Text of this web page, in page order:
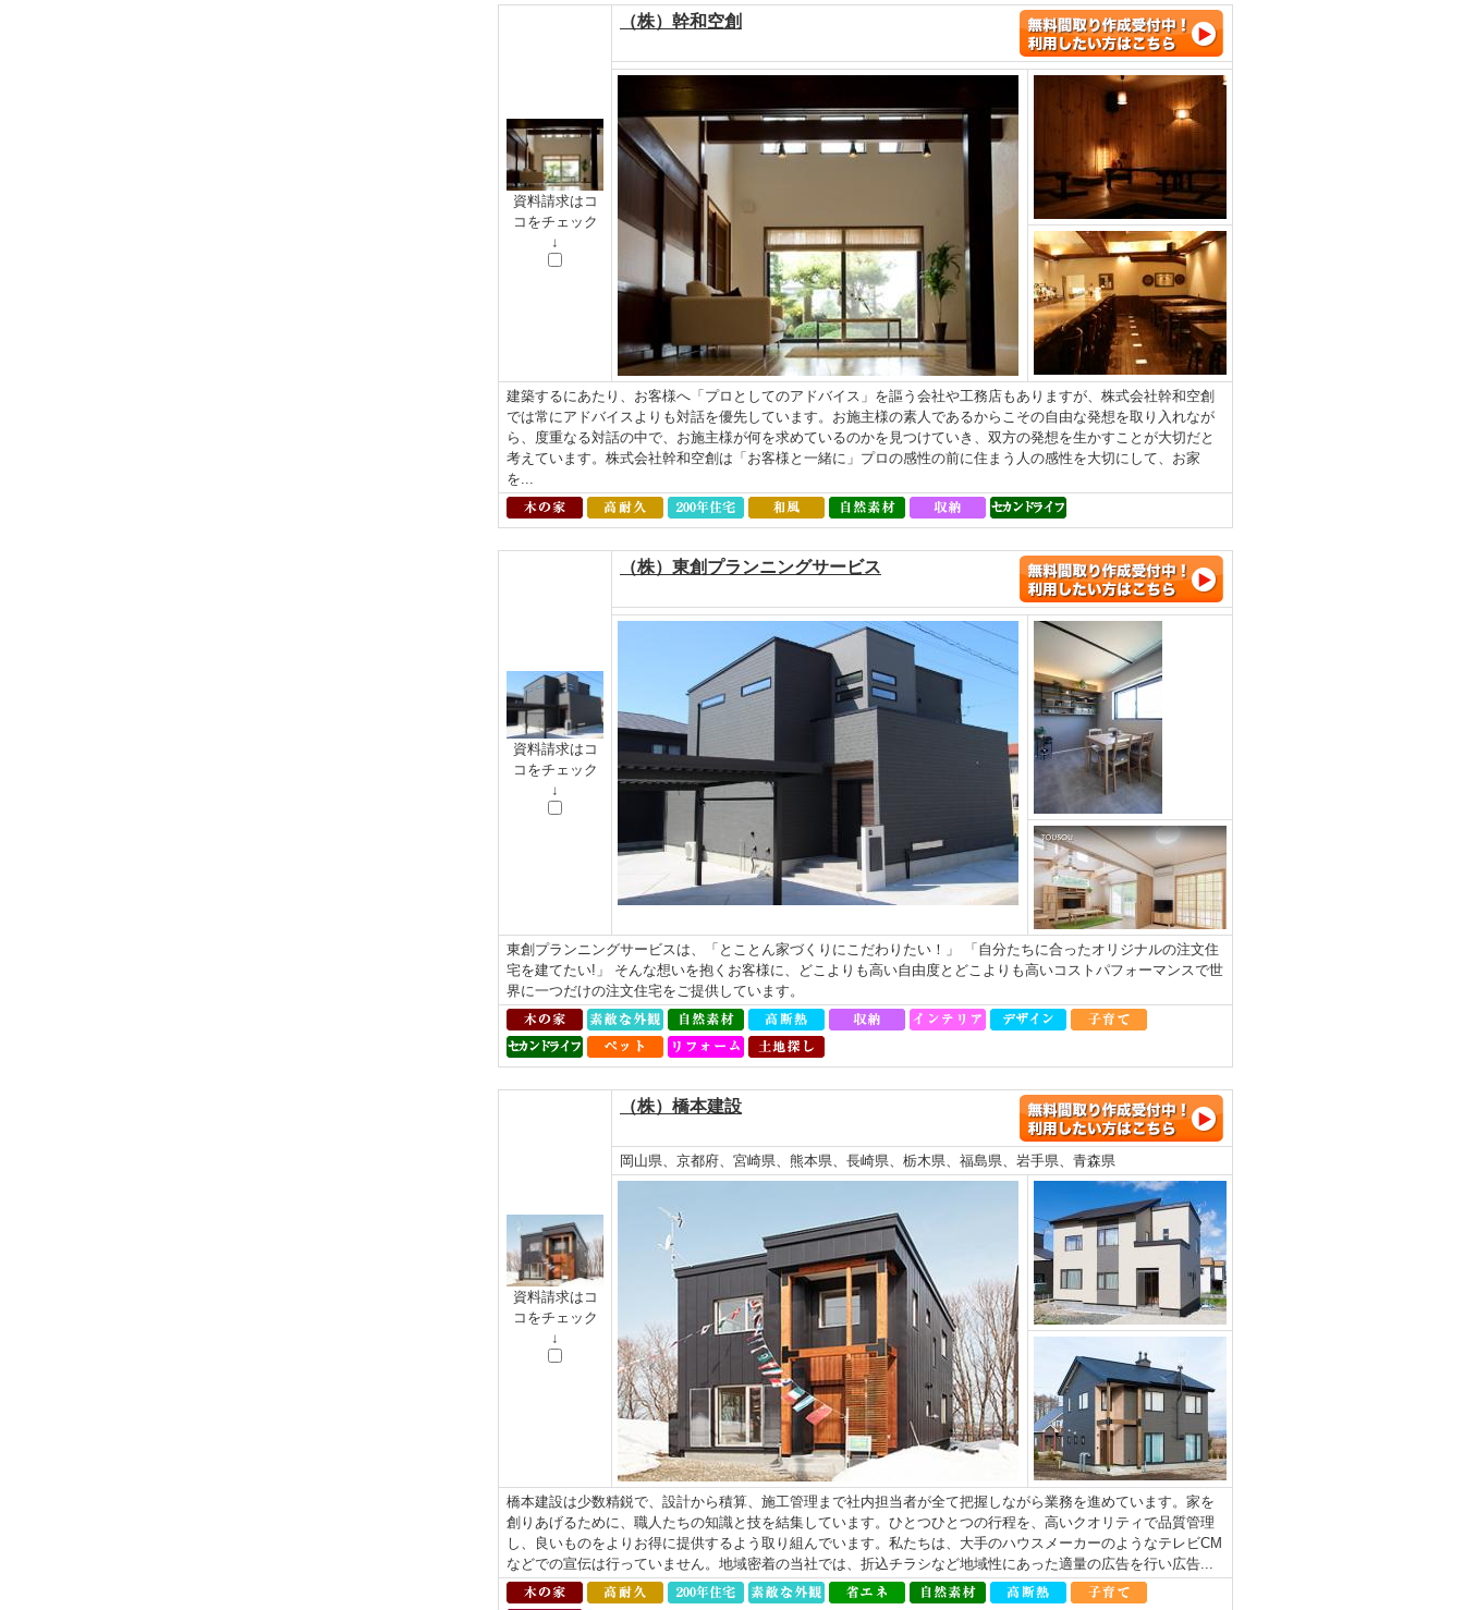
資料請求はコ
コをチェック
↓
（株）幹和空創
建築するにあたり、お客様へ「プロとしてのアドバイス」を謳う会社や工務店もありますが、株式会社幹和空創
では常にアドバイスよりも対話を優先しています。お施主様の素人であるからこその自由な発想を取り入れなが
ら、度重なる対話の中で、お施主様が何を求めているのかを見つけていき、双方の発想を生かすことが大切だと
考えています。株式会社幹和空創は「お客様と一緒に」プロの感性の前に住まう人の感性を大切にして、お家
を...
資料請求はコ
コをチェック
↓
（株）東創プランニングサービス
東創プランニングサービスは、「とことん家づくりにこだわりたい！」 「自分たちに合ったオリジナルの注文住
宅を建てたい!」 そんな想いを抱くお客様に、どこよりも高い自由度とどこよりも高いコストパフォーマンスで世
界に一つだけの注文住宅をご提供しています。
資料請求はコ
コをチェック
↓
（株）橋本建設
岡山県、京都府、宮崎県、熊本県、長崎県、栃木県、福島県、岩手県、青森県
橋本建設は少数精鋭で、設計から積算、施工管理まで社内担当者が全て把握しながら業務を進めています。家を
創りあげるために、職人たちの知識と技を結集しています。ひとつひとつの行程を、高いクオリティで品質管理
し、良いものをよりお得に提供するよう取り組んでいます。私たちは、大手のハウスメーカーのようなテレビCM
などでの宣伝は行っていません。地域密着の当社では、折込チラシなど地域性にあった適量の広告を行い広告...